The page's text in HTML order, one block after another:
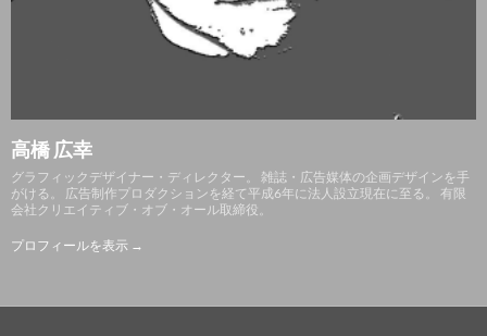
高橋 広幸
グラフィックデザイナー・ディレクター。 雑誌・広告媒体の企画デザインを手
がける。 広告制作プロダクションを経て平成6年に法人設立現在に至る。 有限
会社クリエイティブ・オブ・オール取締役。
プロフィールを表示 →